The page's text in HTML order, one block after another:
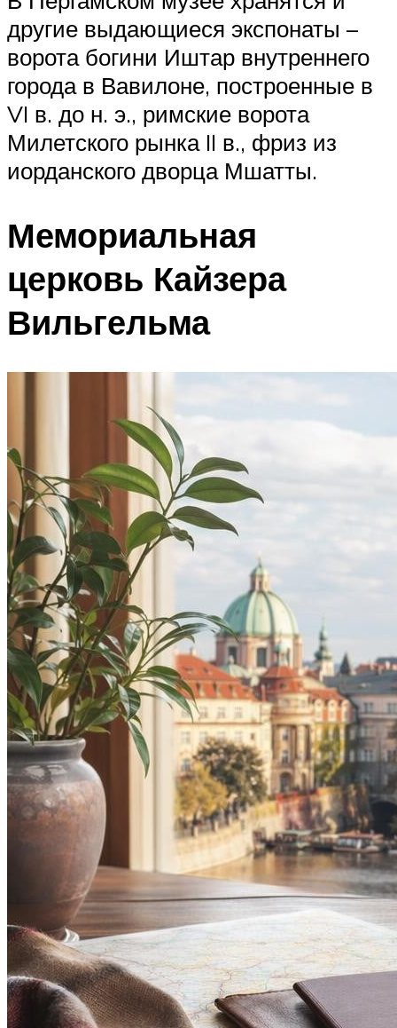
другие выдающиеся экспонаты –
ворота богини Иштар внутреннего
города в Вавилоне, построенные в
VI в. до н. э., римские ворота
Милетского рынка II в., фриз из
иорданского дворца Мшатты.
Мемориальная
церковь Кайзера
Вильгельма